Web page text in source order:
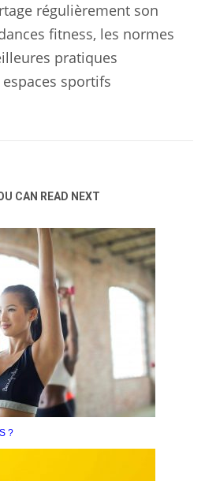
régulièrement son
fitness, les normes
pratiques
sportifs
CAN READ NEXT
?